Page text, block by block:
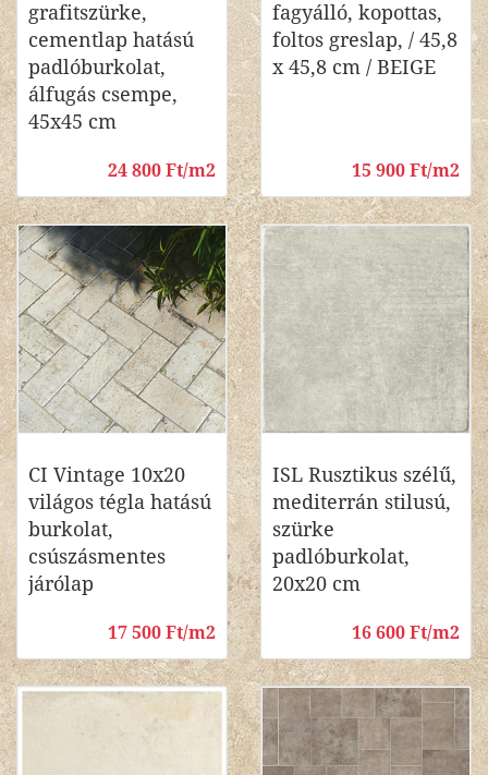
grafitszürke,
cementlap hatású
padlóburkolat,
álfugás csempe,
45x45 cm
24 800 Ft/m2
fagyálló, kopottas,
foltos greslap, / 45,8
x 45,8 cm / BEIGE
15 900 Ft/m2
CI Vintage 10x20
világos tégla hatású
burkolat,
csúszásmentes
járólap
17 500 Ft/m2
ISL Rusztikus szélű,
mediterrán stilusú,
szürke
padlóburkolat,
20x20 cm
16 600 Ft/m2